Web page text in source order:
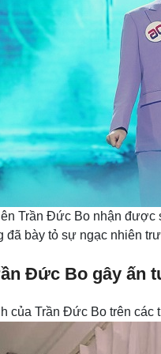
Trần Đức Bo nhận
đã bày tỏ sự ngạc nhiên
Đức Bo gây ấn
của Trần Đức Bo trên các